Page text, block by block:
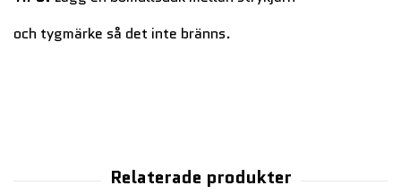
och tygmärke så det inte bränns.